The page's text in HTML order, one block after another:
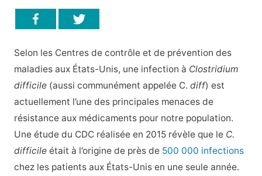
Selon les Centres de contrôle et de prévention des
maladies aux États-Unis, une infection à Clostridium
difficile(aussi communément appelée C. diff) est
actuellement l’une des principales menaces de
résistance aux médicaments pour notre population.
Une étude du CDC réalisée en 2015 révèle que le C.
difficileétait à l’origine de près de500 000 infections
chez les patients aux États-Unis en une seule année.